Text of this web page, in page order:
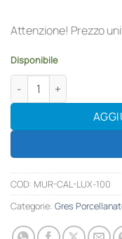
Attenzione! Prezzo
Disponibile
LASTRA GRES
COD: MUR-CAL-LUX-100
Categorie: Gres